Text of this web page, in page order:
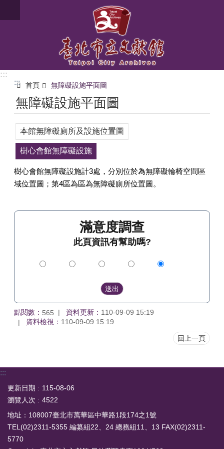
:::
:::
首頁 無障礙設施平面圖
無障礙設施平面圖
本館無障礙廁所及設施位置圖
樹心會館無障礙設施
樹心會館無障礙設施計3處，分別位於為無障礙輪椅空間區
域位置圖；第4區為區為無障礙廁所位置圖。
滿意度調查
此頁資訊有幫助嗎?
點閱數： 565 資料更新： 110-09-09 15:19
資料檢視： 110-09-09 15:19
回上一頁
:::
更新日期
115-08-06
瀏覽人次
4522
地址：108007臺北市萬華區中華路1段174之1號
TEL(02)2311-5355 編纂組22、24 總務組11、13 FAX(02)2311-
5770